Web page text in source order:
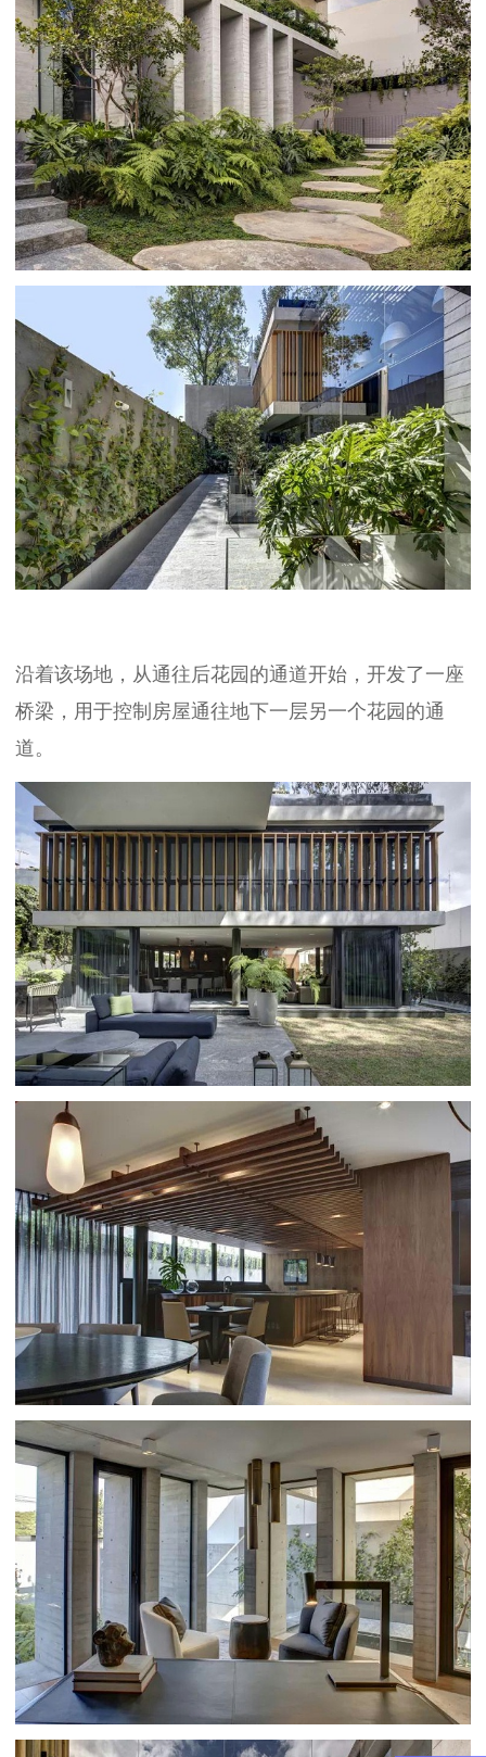
沿着该场地，从通往后花园的通道开始，开发了一座
桥梁，用于控制房屋通往地下一层另一个花园的通
道。